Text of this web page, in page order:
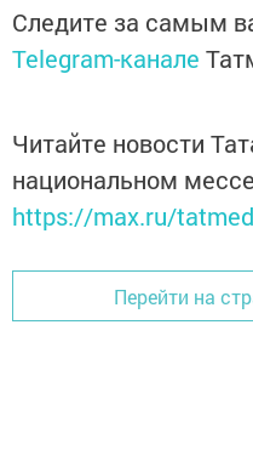
Следите за самым
Telegram-канале
Читайте новости
национальном
https://max.ru/
Перейти на